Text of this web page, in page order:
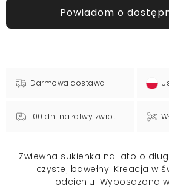
Powiadom o
Darmowa dostawa
100 dni na łatwy zwrot
Zwiewna sukienka na lato o
czystej bawełny. Kreacja w
odcieniu. Wyposażona